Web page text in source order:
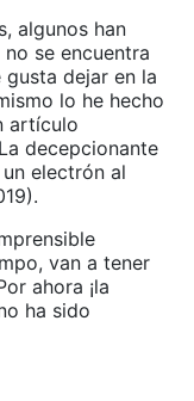
algunos han
se encuentra
dejar en la
lo he hecho
artículo
decepcionante
electrón al
van a tener
ahora ¡la
ha sido